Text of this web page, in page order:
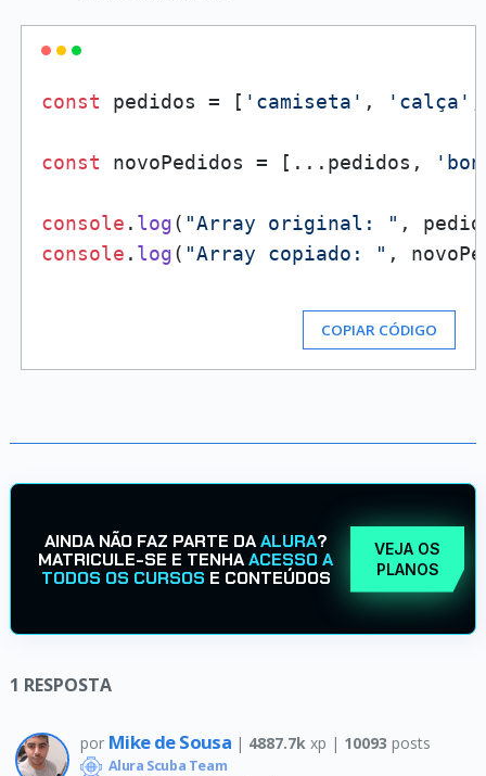
const pedidos = [ 'camiseta' , 'calça'
const novoPedidos = [...pedidos,
console . log( "Array original: "
console . log( "Array copiado: " ,
COPIAR CÓDIGO
AINDA NÃO FAZ PARTE DAALURA?
MATRICULE-SE E TENHAACESSO A
TODOS OS CURSOS E CONTEÚDOS
VEJA OS
PLANOS
1 RESPOSTA
por Mike de Sousa | 4887.7kxp | 10093 posts
Alura Scuba Team